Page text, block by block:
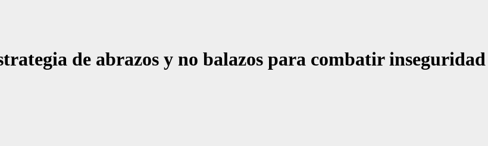
de abrazos y no balazos para combatir inseguridad